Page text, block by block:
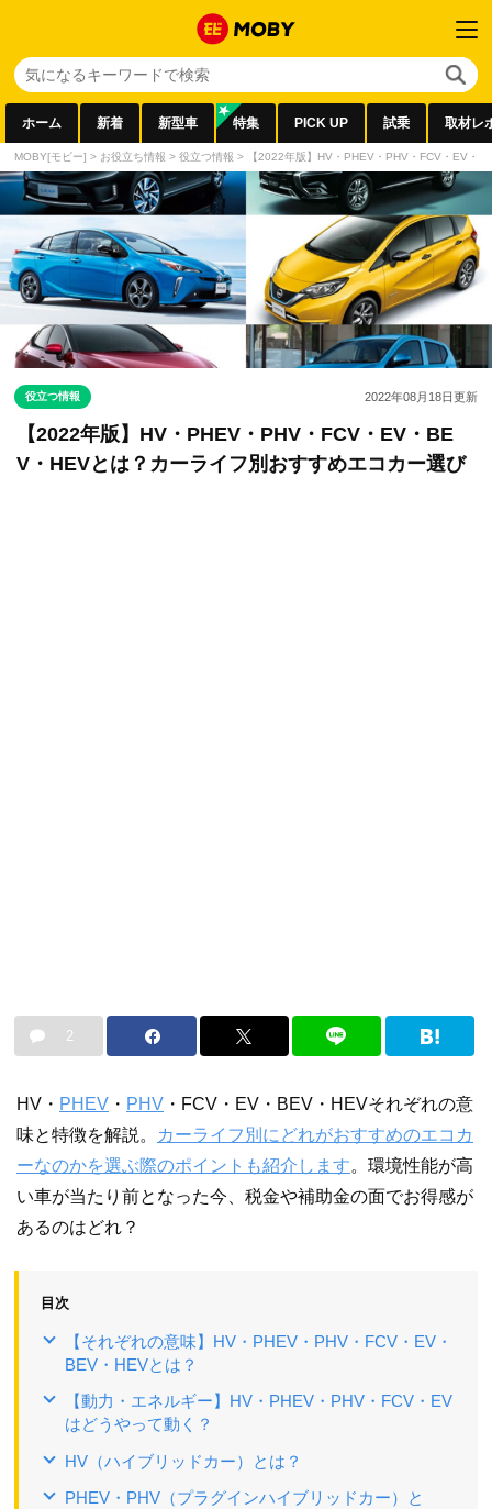
ホーム 新着 新型車 特集 PICK UP 試乗 取材レ
MOBY[モビー] > お役立ち情報 > 役立つ情報 > 【2022年版】HV・PHEV・PHV・FCV・EV・
役立つ情報 2022年08月18日更新
【2022年版】HV・PHEV・PHV・FCV・EV・BE
V・HEVとは？カーライフ別おすすめエコカー選び
2
HV・ PHEV ・ PHV ・FCV・EV・BEV・HEVそれぞれの意
味と特徴を解説。
カーライフ別にどれがおすすめのエコカ
ーなのかを選ぶ際のポイントも紹介します。環境性能が高
い車が当たり前となった今、税金や補助金の面でお得感が
あるのはどれ？
目次
【それぞれの意味】HV・PHEV・PHV・FCV・EV・
BEV・HEVとは？
【動力・エネルギー】HV・PHEV・PHV・FCV・EV
はどうやって動く？
HV（ハイブリッドカー）とは？
PHEV・PHV（プラグインハイブリッドカー）と